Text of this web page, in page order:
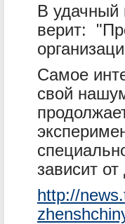
В удачный
верит:
Самое
свой
зависит
http://